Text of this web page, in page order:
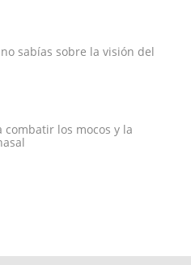
sabías sobre la visión del
combatir los mocos y la